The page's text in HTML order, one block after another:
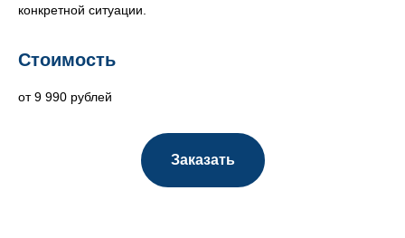
конкретной ситуации.
Стоимость
от 9 990 рублей
Заказать